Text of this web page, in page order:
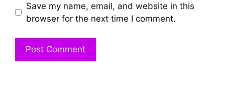
Save my name, email, and website in this
browser for the next time I comment.